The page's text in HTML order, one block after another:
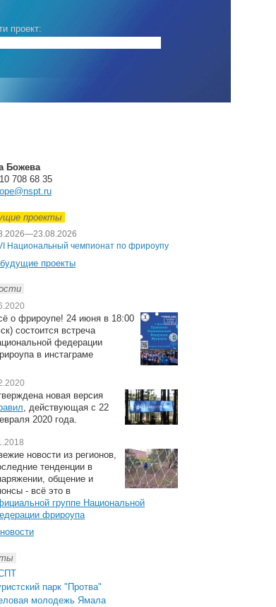
проект:
Божева
708 68 35
проекты
—23.08.2026
Национальный чемпионат по фрироупу
проекты
о фрироупе! 24 июня в 18:00
состоится встреча
федерации
в инстаграме
новая версия
, действующая с 22
2020 года.
новости из регионов,
тенденции в
общение и
- всё это в
группе Национальной
фрироупа
парк "Протва"
молодежь Ямала